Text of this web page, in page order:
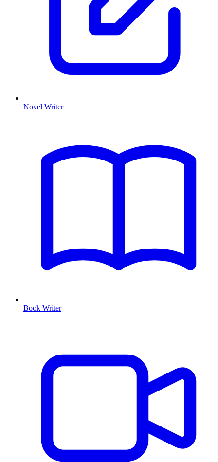
Novel Writer
Book Writer